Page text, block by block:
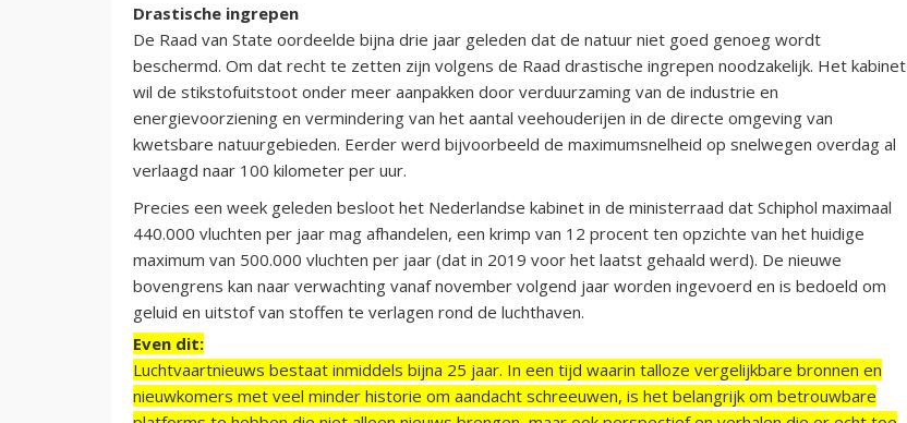
Drastische ingrepen
De Raad van State oordeelde bijna drie jaar geleden dat de natuur niet goed genoeg wordt
beschermd. Om dat recht te zetten zijn volgens de Raad drastische ingrepen noodzakelijk. Het kabinet
wil de stikstofuitstoot onder meer aanpakken door verduurzaming van de industrie en
energievoorziening en vermindering van het aantal veehouderijen in de directe omgeving van
kwetsbare natuurgebieden. Eerder werd bijvoorbeeld de maximumsnelheid op snelwegen overdag al
verlaagd naar 100 kilometer per uur.
Precies een week geleden besloot het Nederlandse kabinet in de ministerraad dat Schiphol maximaal
440.000 vluchten per jaar mag afhandelen, een krimp van 12 procent ten opzichte van het huidige
maximum van 500.000 vluchten per jaar (dat in 2019 voor het laatst gehaald werd). De nieuwe
bovengrens kan naar verwachting vanaf november volgend jaar worden ingevoerd en is bedoeld om
geluid en uitstof van stoffen te verlagen rond de luchthaven.
Even dit:
Luchtvaartnieuws bestaat inmiddels bijna 25 jaar. In een tijd waarin talloze vergelijkbare bronnen en
nieuwkomers met veel minder historie om aandacht schreeuwen, is het belangrijk om betrouwbare